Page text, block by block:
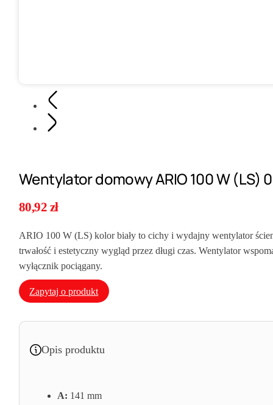
Wentylator domowy ARIO 100 W (LS)
80,92 zł
ARIO 100 W (LS) kolor biały to cichy i wydajny wentylator
trwałość i estetyczny wygląd przez długi czas. Wentylator
wyłącznik pociągany.
Zapytaj o produkt
Opis produktu
A: 141 mm